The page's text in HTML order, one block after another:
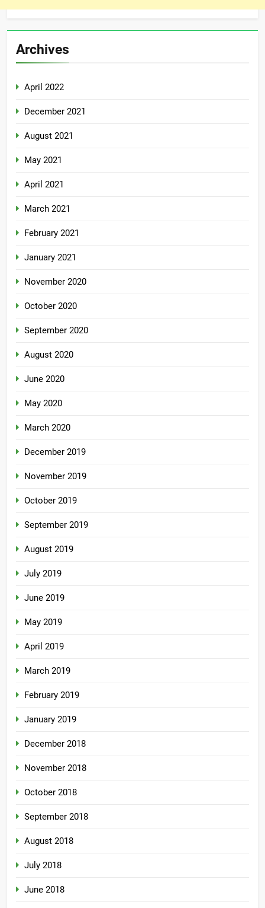
Archives
April 2022
December 2021
August 2021
May 2021
April 2021
March 2021
February 2021
January 2021
November 2020
October 2020
September 2020
August 2020
June 2020
May 2020
March 2020
December 2019
November 2019
October 2019
September 2019
August 2019
July 2019
June 2019
May 2019
April 2019
March 2019
February 2019
January 2019
December 2018
November 2018
October 2018
September 2018
August 2018
July 2018
June 2018